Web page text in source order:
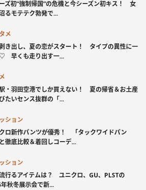
ズ初“強制帰国”の危機と今シーズン初キス！ 女
るモテテク勃発で...
メ
き出し、夏の恋がスタート！ タイプの異性に一
早くも走り出す一...
・羽田空港でしか買えない！ 夏の帰省＆お土産
たいセンス抜群の「...
ション
ロ新作パンツが優秀！ 「タックワイドパン
徹底比較＆着回しコーデ...
ション
行るアイテムは？ ユニクロ、GU、PLSTの
秋冬展示会で新...